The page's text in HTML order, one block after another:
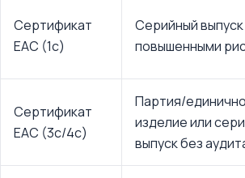
Сертификат
EAC (1с)
Серийный
повышенными
Сертификат
EAC (3с/4с)
Партия/
изделие или
выпуск без